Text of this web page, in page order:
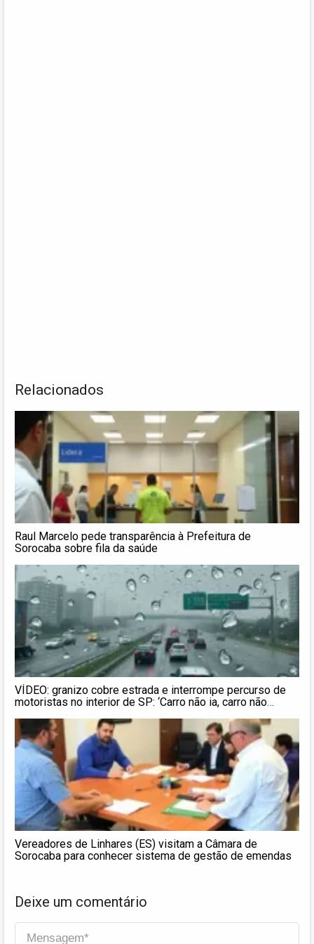
Relacionados
Raul Marcelo pede transparência à Prefeitura de
Sorocaba sobre fila da saúde
VÍDEO: granizo cobre estrada e interrompe percurso de
motoristas no interior de SP: ‘Carro não ia, carro não
Vereadores de Linhares (ES) visitam a Câmara de
Sorocaba para conhecer sistema de gestão de emendas
Deixe um comentário